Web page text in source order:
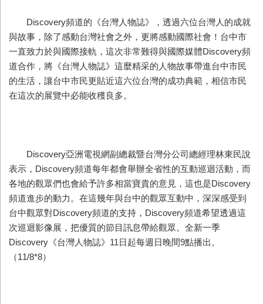
Discovery頻道的《台灣人物誌》，透過六位台灣人的成就
與故事，除了感動台灣社會之外，更將感動國際社會！台中市
一直致力於與國際接軌，這次非常難得與國際媒體Discovery頻
道合作，將《台灣人物誌》這麼精采的人物故事帶進台中市民
的生活，讓台中市民更貼近這六位台灣的成功典範，相信市民
在這次的展覽中必能收穫良多。
Discovery亞洲電視網副總裁暨台灣分公司總經理林東民說
表示，Discovery頻道每年都會舉辦全省性的互動巡迴活動，而
各地的觀眾們也會給予許多相當寶貴的意見，這也是Discovery
頻道進步的動力。在這幾年與台中的觀眾互動中，深深感受到
台中觀眾對Discovery頻道的支持，Discovery頻道希望透過這
次巡迴影像展，把優質的節目訊息帶給觀眾。全新一季
Discovery《台灣人物誌》11日起每週日晚間9點播出。
（11/8*8）